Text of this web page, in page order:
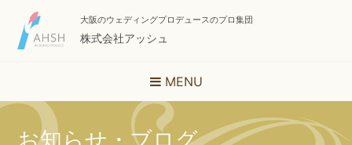
大阪のウェディングプロデュースのプロ集団
株式会社アッシュ
MENU
お知らせ・ブログ